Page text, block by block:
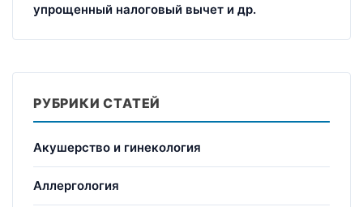
упрощенный налоговый вычет и др.
РУБРИКИ СТАТЕЙ
Акушерство и гинекология
Аллергология